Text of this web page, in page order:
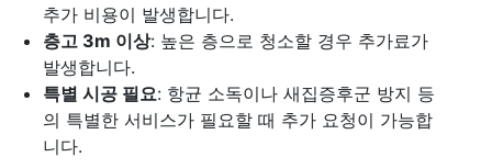
추가 비용이 발생합니다.
층고 3m 이상: 높은 층으로 청소할 경우 추가료가
발생합니다.
특별 시공 필요: 항균 소독이나 새집증후군 방지 등
의 특별한 서비스가 필요할 때 추가 요청이 가능합
니다.